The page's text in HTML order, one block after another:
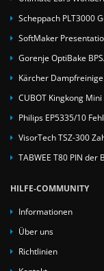
Scheppach PLT3000
SoftMaker
Gorenje OptiBake
Kärcher
CUBOT Kingkong
Philips EP5335/10
VisorTech TSZ-300
TABWEE T80 PIN
HILFE-COMMUNITY
Informationen
Über uns
Richtlinien